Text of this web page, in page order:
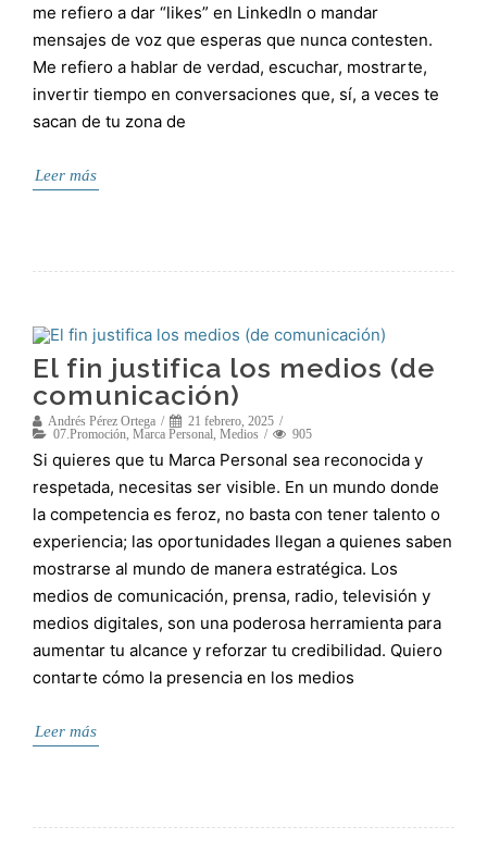
me refiero a dar “likes” en LinkedIn o mandar
mensajes de voz que esperas que nunca contesten.
Me refiero a hablar de verdad, escuchar, mostrarte,
invertir tiempo en conversaciones que, sí, a veces te
sacan de tu zona de
Leer más
El fin justifica los medios (de
comunicación)
Andrés Pérez Ortega
21 febrero, 2025
07.Promoción Marca Personal Medios 905
Si quieres que tu Marca Personal sea reconocida y
respetada, necesitas ser visible. En un mundo donde
la competencia es feroz, no basta con tener talento o
experiencia; las oportunidades llegan a quienes saben
mostrarse al mundo de manera estratégica. Los
medios de comunicación, prensa, radio, televisión y
medios digitales, son una poderosa herramienta para
aumentar tu alcance y reforzar tu credibilidad. Quiero
contarte cómo la presencia en los medios
Leer más